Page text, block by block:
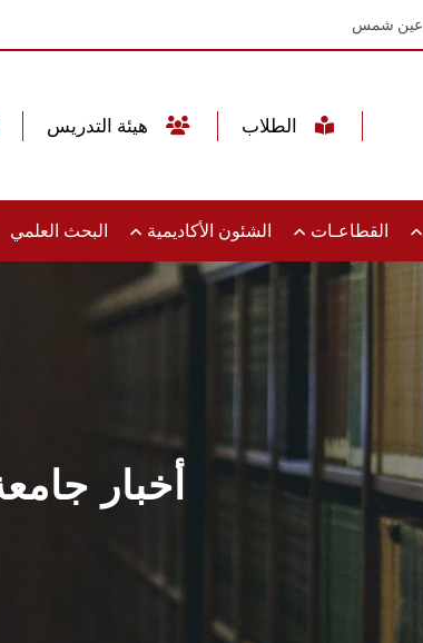
عين شمس
القطاعـات الشئون الأكاديمية البحث العلمي
أخبار